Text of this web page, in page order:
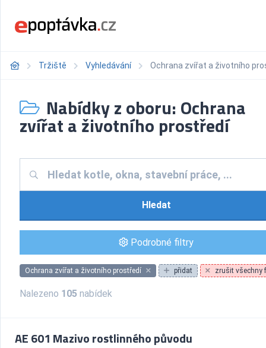
Tržiště Vyhledávání Ochrana zvířat a životního
Nabídky z oboru: Ochrana
zvířat a životního prostředí
Hledat
Podrobné filtry
Ochrana zvířat a životního prostředí přidat zrušit všechny
Nalezeno 105 nabídek
AE 601 Mazivo rostlinného původu